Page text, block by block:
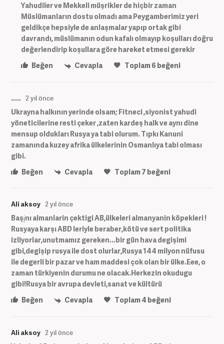
Yahudiler ve Mekkeli müşrikler de hiçbir zaman
Müslümanların dostu olmadı ama Peygamberimiz yeri
geldikçe hepsiyle de anlaşmalar yapıp ortak gibi
davrandı, müslümanın odun kafalı olmayıp koşulları doğru
değerlendirip koşullara göre hareket etmesi gerekir
Beğen
Cevapla Toplam6 beğeni
..... 2 yıl önce
Ukrayna halkının yerinde olsam; Fitneci ,siyonist yahudi
yöneticilerine resti çeker ,zaten kardeş halk ve aynı dine
mensup oldukları Rusya ya tabi olurum. Tıpkı Kanuni
zamanında kuzey afrika ülkelerinin Osmanlıya tabi olması
gibi.
Beğen
Cevapla Toplam7 beğeni
Ali aksoy 2 yıl önce
Başįnı almanlarin çektigi AB,ülkeleri almanyanin köpekleri !
Rusyaya karşı ABD leriyle beraber,kötü ve sert politika
izliyorlar,unutmamız gereken...bir gün hava degişimi
gibi,degişip rusya ile dost olurlar,Rusya 144 milyon nüfusu
ile degerli bir pazar ve ham maddesi çok olan bir ülke.Eee, o
zaman türkiyenin durumu ne olacak.Herkezin okudugu
gibi!Rusya bir avrupa devleti,sanat ve kültürü
Beğen
Cevapla Toplam4 beğeni
Ali aksoy 2 yıl önce